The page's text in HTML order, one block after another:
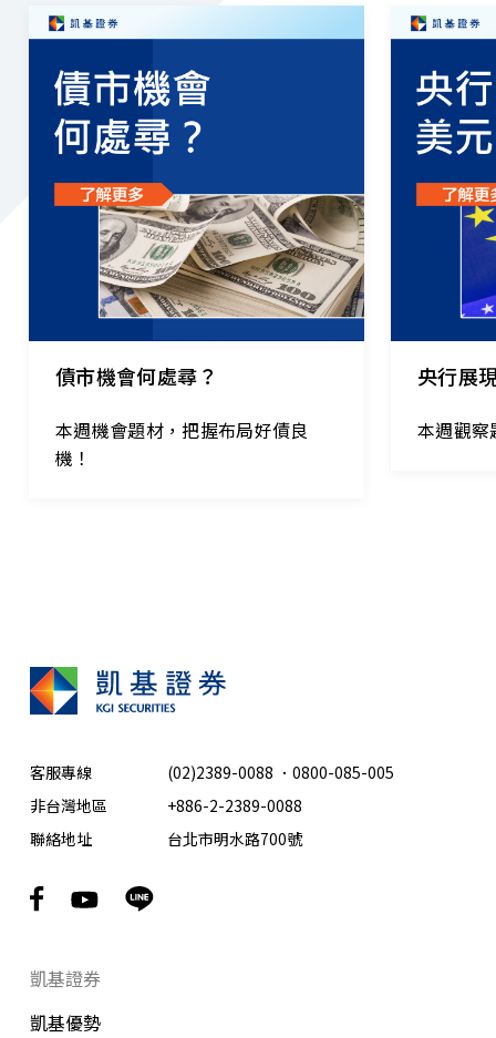
2026.08.04 ｜
債市機會何處尋？
本週機會題材，把握布局好債良
機！
2026.07.28
央行展
本週觀察
客服專線 (02)2389-0088 ． 0800-085-005
非台灣地區
+886-2-2389-0088
聯絡地址
台北市明水路700號
凱基證券
凱基優勢